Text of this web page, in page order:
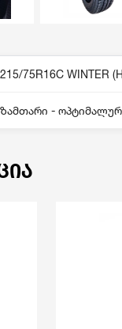
215/75R16C WINTER
ზამთარი -